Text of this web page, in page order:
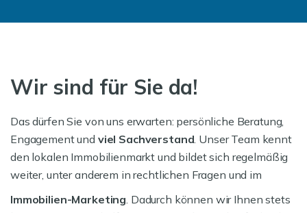
Wir sind für Sie da!
Das dürfen Sie von uns erwarten: persönliche Beratung,
Engagement und viel Sachverstand. Unser Team kennt
den lokalen Immobilienmarkt und bildet sich regelmäßig
weiter, unter anderem in rechtlichen Fragen und im
Immobilien-Marketing. Dadurch können wir Ihnen stets